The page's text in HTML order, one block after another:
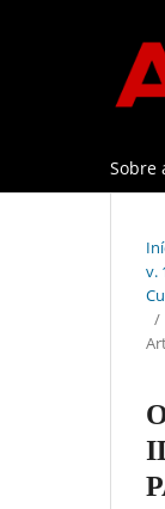
Sobre
v.
/